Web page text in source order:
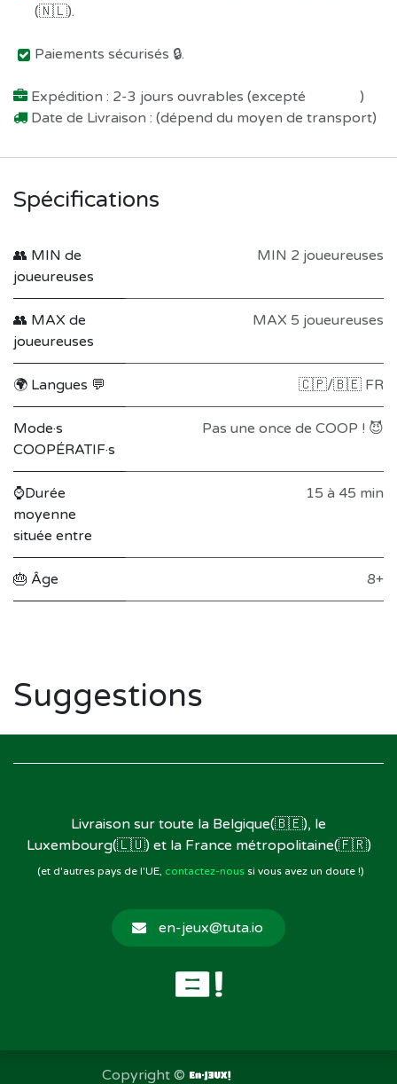
(🇳🇱).
Paiements sécurisés 🔒.
Expédition : 2-3 jours ouvrables (excepté
)
Date de Livraison : (dépend du moyen de transport)
Spécifications
👥 MIN de
joueureuses
MIN 2 joueureuses
👥 MAX de
joueureuses
MAX 5 joueureuses
🌍 Langues 💬 🇨🇵/🇧🇪 FR
Mode·s
COOPÉRATIF·s
Pas une once de COOP ! 😈
⌚Durée
moyenne
située entre
15 à 45 min
🎂 Âge 8+
Suggestions
Livraison sur toute la Belgique(🇧🇪), le
Luxembourg(🇱🇺) et la France métropolitaine(🇫🇷)
(et d'autres pays de l'UE, contactez-noussi vous avez un doute !)
en-jeux@tuta.io
Copyright ©